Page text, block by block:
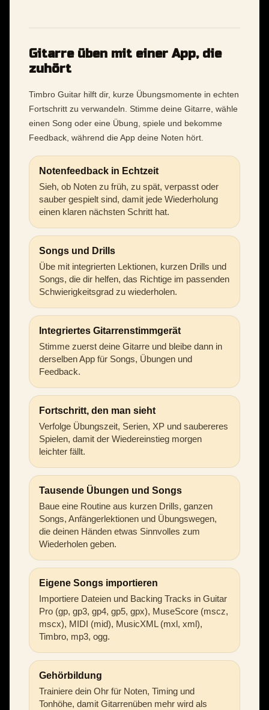
Gitarre üben mit einer App, die
zuhört
Timbro Guitar hilft dir, kurze Übungsmomente in echten
Fortschritt zu verwandeln. Stimme deine Gitarre, wähle
einen Song oder eine Übung, spiele und bekomme
Feedback, während die App deine Noten hört.
Notenfeedback in Echtzeit
Sieh, ob Noten zu früh, zu spät, verpasst oder
sauber gespielt sind, damit jede Wiederholung
einen klaren nächsten Schritt hat.
Songs und Drills
Übe mit integrierten Lektionen, kurzen Drills und
Songs, die dir helfen, das Richtige im passenden
Schwierigkeitsgrad zu wiederholen.
Integriertes Gitarrenstimmgerät
Stimme zuerst deine Gitarre und bleibe dann in
derselben App für Songs, Übungen und
Feedback.
Fortschritt, den man sieht
Verfolge Übungszeit, Serien, XP und saubereres
Spielen, damit der Wiedereinstieg morgen
leichter fällt.
Tausende Übungen und Songs
Baue eine Routine aus kurzen Drills, ganzen
Songs, Anfängerlektionen und Übungswegen,
die deinen Händen etwas Sinnvolles zum
Wiederholen geben.
Eigene Songs importieren
Importiere Dateien und Backing Tracks in Guitar
Pro (gp, gp3, gp4, gp5, gpx), MuseScore (mscz,
mscx), MIDI (mid), MusicXML (mxl, xml),
Timbro, mp3, ogg.
Gehörbildung
Trainiere dein Ohr für Noten, Timing und
Tonhöhe, damit Gitarrenüben mehr wird als